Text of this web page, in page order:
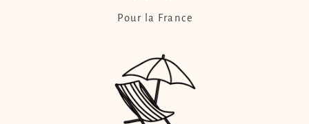
Pour la France